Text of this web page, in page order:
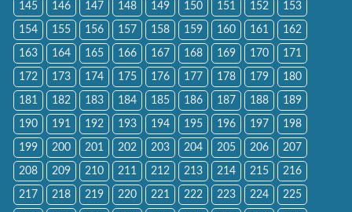
145 146 147 148 149 150 151 152 153
154 155 156 157 158 159 160 161 162
163 164 165 166 167 168 169 170 171
172 173 174 175 176 177 178 179 180
181 182 183 184 185 186 187 188 189
190 191 192 193 194 195 196 197 198
199 200 201 202 203 204 205 206 207
208 209 210 211 212 213 214 215 216
217 218 219 220 221 222 223 224 225